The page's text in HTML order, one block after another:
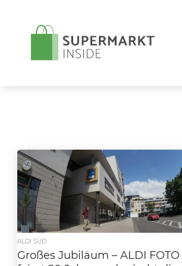
ALDI SÜD
Großes Jubiläum – ALDI FOTO